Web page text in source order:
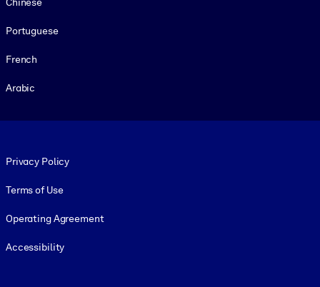
Portuguese
French
Arabic
Privacy Policy
Terms of Use
Operating Agreement
Accessibility